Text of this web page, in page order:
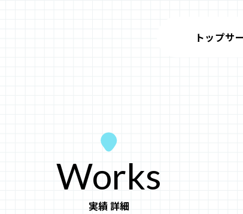
トップサ
Works
実績 詳細